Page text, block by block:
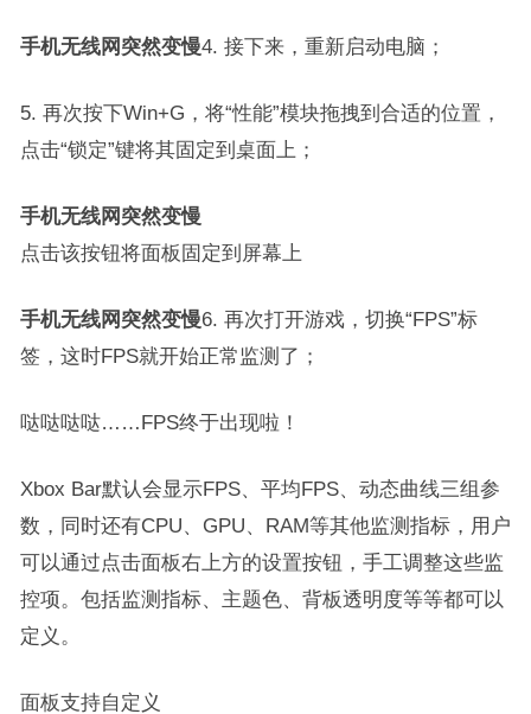
手机无线网突然变慢4. 接下来，重新启动电脑；
5. 再次按下Win+G，将“性能”模块拖拽到合适的位置，
点击“锁定”键将其固定到桌面上；
手机无线网突然变慢
点击该按钮将面板固定到屏幕上
手机无线网突然变慢6. 再次打开游戏，切换“FPS”标
签，这时FPS就开始正常监测了；
哒哒哒哒……FPS终于出现啦！
Xbox Bar默认会显示FPS、平均FPS、动态曲线三组参
数，同时还有CPU、GPU、RAM等其他监测指标，用户
可以通过点击面板右上方的设置按钮，手工调整这些监
控项。包括监测指标、主题色、背板透明度等等都可以
定义。
面板支持自定义